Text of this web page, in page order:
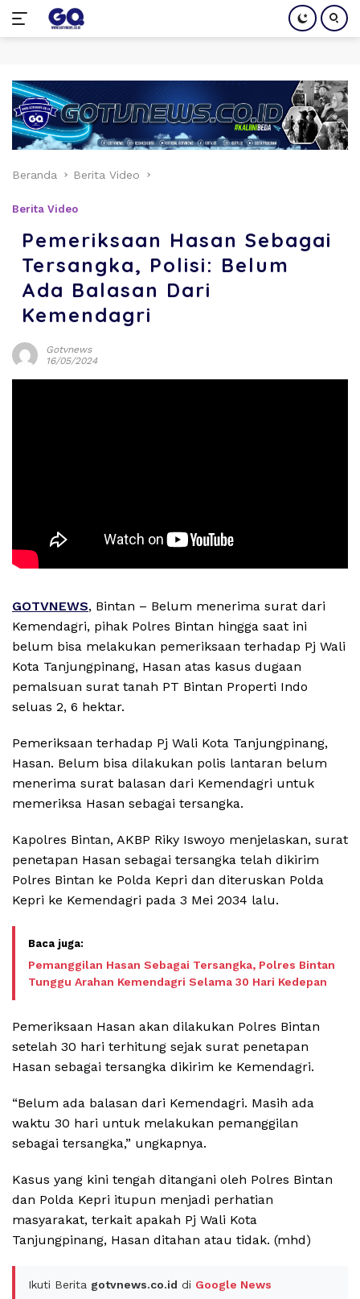
konten
Beranda Berita Video
Berita Video
Pemeriksaan Hasan Sebagai
Tersangka, Polisi: Belum
Ada Balasan Dari
Kemendagri
Gotvnews
16/05/2024
GOTVNEWS, Bintan – Belum menerima surat dari
Kemendagri, pihak Polres Bintan hingga saat ini
belum bisa melakukan pemeriksaan terhadap Pj Wali
Kota Tanjungpinang, Hasan atas kasus dugaan
pemalsuan surat tanah PT Bintan Properti Indo
seluas 2, 6 hektar.
Pemeriksaan terhadap Pj Wali Kota Tanjungpinang,
Hasan. Belum bisa dilakukan polis lantaran belum
menerima surat balasan dari Kemendagri untuk
memeriksa Hasan sebagai tersangka.
Kapolres Bintan, AKBP Riky Iswoyo menjelaskan, surat
penetapan Hasan sebagai tersangka telah dikirim
Polres Bintan ke Polda Kepri dan diteruskan Polda
Kepri ke Kemendagri pada 3 Mei 2034 lalu.
Pemanggilan Hasan Sebagai Tersangka, Polres Bintan
Tunggu Arahan Kemendagri Selama 30 Hari Kedepan
Pemeriksaan Hasan akan dilakukan Polres Bintan
setelah 30 hari terhitung sejak surat penetapan
Hasan sebagai tersangka dikirim ke Kemendagri.
“Belum ada balasan dari Kemendagri. Masih ada
waktu 30 hari untuk melakukan pemanggilan
sebagai tersangka,” ungkapnya.
Kasus yang kini tengah ditangani oleh Polres Bintan
dan Polda Kepri itupun menjadi perhatian
masyarakat, terkait apakah Pj Wali Kota
Tanjungpinang, Hasan ditahan atau tidak. (mhd)
Ikuti Berita gotvnews.co.id di Google News